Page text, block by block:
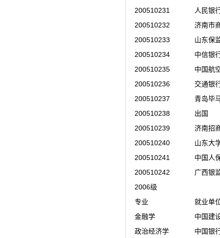
200510231
人民银
200510232
济南市
200510233
山东保
200510234
中信银
200510235
中国航
200510236
交通银
200510237
青岛毕
200510238
出国
200510239
济南招
200510240
山东大
200510241
中国人
200510242
广西银
2006级
专业
就业单
金融学
中国建
政治经济学
中国银